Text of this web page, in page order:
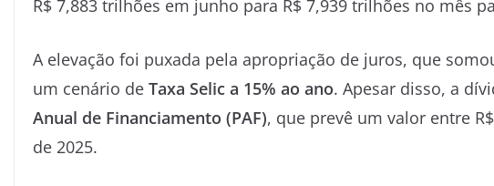
R$ 7,883 trilhões em junho para R$ 7,939 trilhões no mês
A elevação foi puxada pela apropriação de juros, que
um cenário de Taxa Selic a 15% ao ano. Apesar disso, a
Anual de Financiamento (PAF), que prevê um valor entre
de 2025.